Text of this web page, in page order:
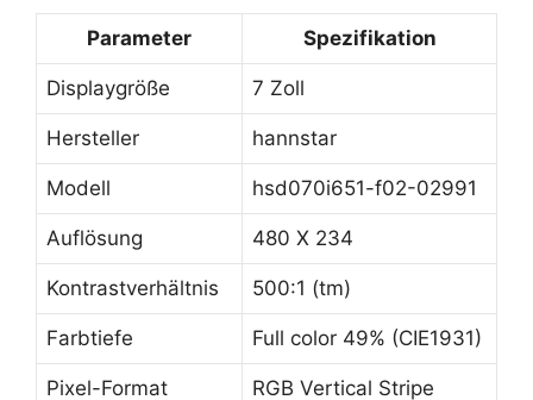
Parameter Spezifikation
Displaygröße 7 Zoll
Hersteller hannstar
Modell hsd070i651-f02-02991
Auflösung 480 X 234
Kontrastverhältnis 500:1 (tm)
Farbtiefe Full color 49% (CIE1931)
Pixel-Format RGB Vertical Stripe